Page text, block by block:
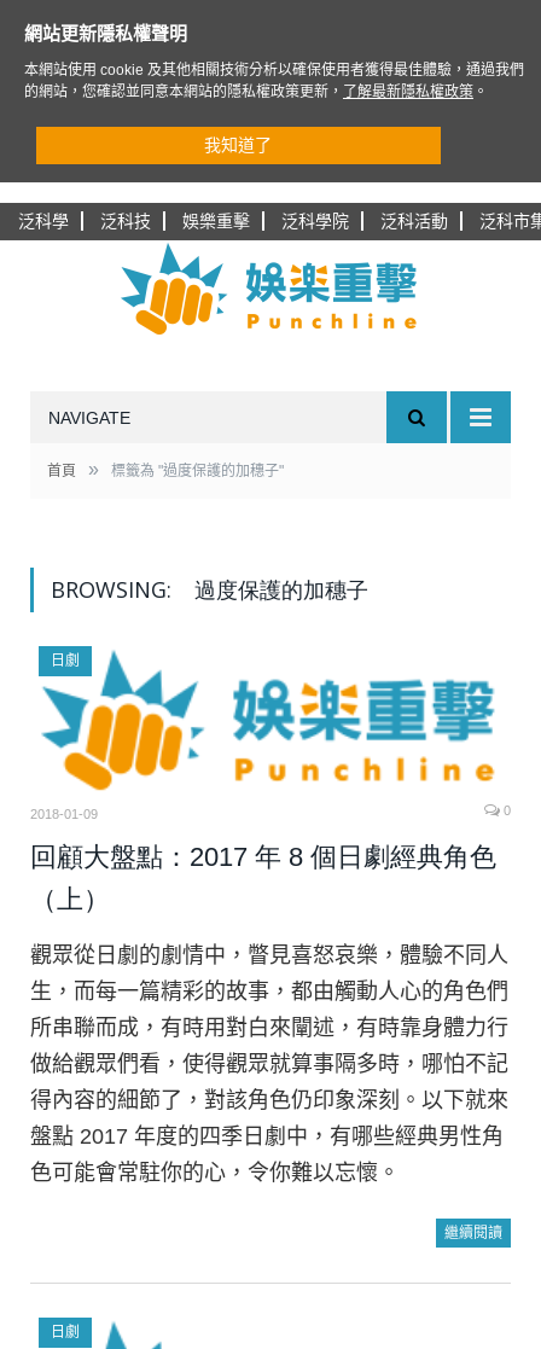
泛科學 泛科技 娛樂重擊 泛科學院 泛科活動 泛科市
NAVIGATE
首頁 » 標籤為 "過度保護的加穗子"
BROWSING: 過度保護的加穗子
日劇
2018-01-09 0
回顧大盤點：2017 年 8 個日劇經典角色
（上）
觀眾從日劇的劇情中，瞥見喜怒哀樂，體驗不同人
生，而每一篇精彩的故事，都由觸動人心的角色們
所串聯而成，有時用對白來闡述，有時靠身體力行
做給觀眾們看，使得觀眾就算事隔多時，哪怕不記
得內容的細節了，對該角色仍印象深刻。以下就來
盤點 2017 年度的四季日劇中，有哪些經典男性角
色可能會常駐你的心，令你難以忘懷。
繼續閱讀
日劇
網站更新隱私權聲明
本網站使用 cookie 及其他相關技術分析以確保使用者獲得最佳體驗，通過我們
的網站，您確認並同意本網站的隱私權政策更新，
了解最新隱私權政策 。
我知道了